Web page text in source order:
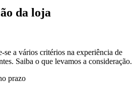
da loja
se a vários critérios na experiência de
Saiba o que levamos a consideração.
prazo